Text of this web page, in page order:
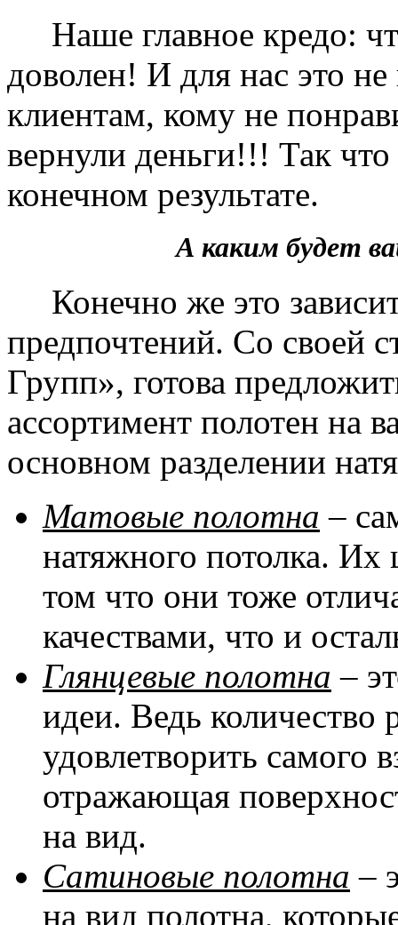
Наше главное кредо:
доволен! И для нас это
клиентам, кому не
вернули деньги!!! Так
конечном результате.
А каким будет
Конечно же это
предпочтений. Со своей
Групп», готова
ассортимент полотен на
основном разделении
Матовые полотна –
натяжного потолка. Их
том что они тоже
качествами, что и
Глянцевые полотна –
идеи. Ведь количество
удовлетворить самого
отражающая
на вид.
Сатиновые полотна –
на вид полотна,